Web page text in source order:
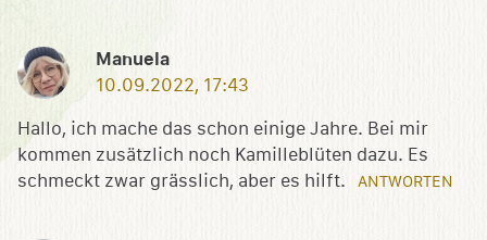
Manuela
10.09.2022, 17:43
Hallo, ich mache das schon einige Jahre. Bei mir
kommen zusätzlich noch Kamilleblüten dazu. Es
schmeckt zwar grässlich, aber es hilft.
ANTWORTEN